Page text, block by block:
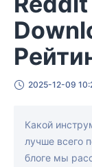
2025-12-09
Какой
лучше всего
блоге мы